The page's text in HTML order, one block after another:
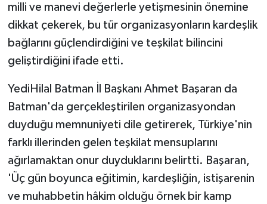
milli ve manevi değerlerle yetişmesinin önemine
dikkat çekerek, bu tür organizasyonların kardeşlik
bağlarını güçlendirdiğini ve teşkilat bilincini
geliştirdiğini ifade etti.
YediHilal Batman İl Başkanı Ahmet Başaran da
Batman'da gerçekleştirilen organizasyondan
duyduğu memnuniyeti dile getirerek, Türkiye'nin
farklı illerinden gelen teşkilat mensuplarını
ağırlamaktan onur duyduklarını belirtti. Başaran,
'Üç gün boyunca eğitimin, kardeşliğin, istişarenin
ve muhabbetin hâkim olduğu örnek bir kamp